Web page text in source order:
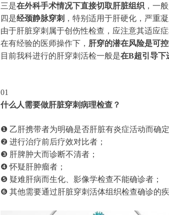
三是在外科手术情况下直接切取肝脏组织 ，一
四是经颈静脉穿刺 ，特别适用于肝硬化，严重
由于肝脏穿刺属于创伤性检查，应注意其适应
在有经验的医师操作下， 肝穿的潜在风险是可
目前我科进行的肝穿刺活检一般是在B超引导下
01
什么人需要做肝脏穿刺病理检查？
❶ 乙肝携带者为明确是否肝脏有炎症活动而确定
❷ 进行治疗前后疗效对比者；
❸ 肝脾肿大而诊断不清者；
❹ 怀疑肝肿瘤者；
❺ 疑难肝病而生化、影像学检查不能确诊者；
❻ 其他需要通过肝脏穿刺活体组织检查确诊的